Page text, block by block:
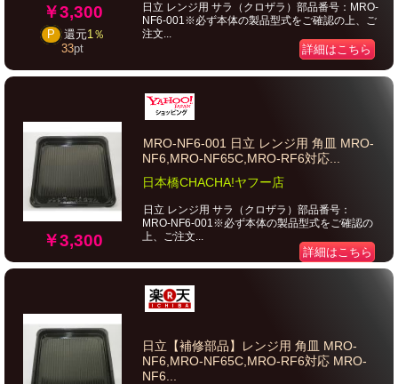
￥3,300
P 還元1％
33pt
日立 レンジ用 サラ（クロザラ）部品番号：MRO-
NF6-001※必ず本体の製品型式をご確認の上、ご
注文...
詳細はこちら
￥3,300
MRO-NF6-001 日立 レンジ用 角皿 MRO-
NF6,MRO-NF65C,MRO-RF6対応...
日本橋CHACHA!ヤフー店
日立 レンジ用 サラ（クロザラ）部品番号：
MRO-NF6-001※必ず本体の製品型式をご確認の
上、ご注文...
詳細はこちら
日立【補修部品】レンジ用 角皿 MRO-
NF6,MRO-NF65C,MRO-RF6対応 MRO-
NF6...